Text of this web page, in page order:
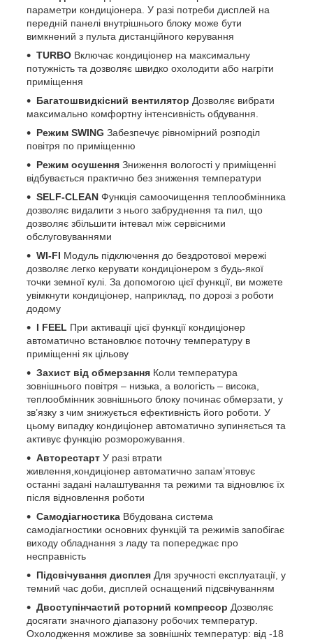
параметри кондиціонера. У разі потреби дисплей на
передній панелі внутрішнього блоку може бути
вимкнений з пульта дистанційного керування
TURBO Включає кондиціонер на максимальну
потужність та дозволяє швидко охолодити або нагріти
приміщення
Багатошвидкісний вентилятор Дозволяє вибрати
максимально комфортну інтенсивність обдування.
Режим SWING Забезпечує рівномірний розподіл
повітря по приміщенню
Режим осушення Зниження вологості у приміщенні
відбувається практично без зниження температури
SELF-CLEAN Функція самоочищення теплообмінника
дозволяє видалити з нього забруднення та пил, що
дозволяє збільшити інтевал між сервісними
обслуговуваннями
WI-FI Модуль підключення до бездротової мережі
дозволяє легко керувати кондиціонером з будь-якої
точки земної кулі. За допомогою цієї функції, ви можете
увімкнути кондиціонер, наприклад, по дорозі з роботи
додому
I FEEL При активації цієї функції кондиціонер
автоматично встановлює поточну температуру в
приміщенні як цільову
Захист від обмерзання Коли температура
зовнішнього повітря – низька, а вологість – висока,
теплообмінник зовнішнього блоку починає обмерзати, у
зв’язку з чим знижується ефективність його роботи. У
цьому випадку кондиціонер автоматично зупиняється та
активує функцію розморожування.
Авторестарт У разі втрати
живлення,кондиціонер автоматично запам’ятовує
останні задані налаштування та режими та відновлює їх
після відновлення роботи
Самодіагностика Вбудована система
самодіагностики основних функцій та режимів запобігає
виходу обладнання з ладу та попереджає про
несправність
Підсвічування дисплея Для зручності експлуатації, у
темний час доби, дисплей оснащений підсвічуванням
Двоступінчастий роторний компресор Дозволяє
досягати значного діапазону робочих температур.
Охолодження можливе за зовнішніх температур: від -18